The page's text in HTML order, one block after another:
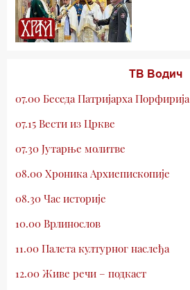
ТВ Водич
07.00 Беседа Патријарха Порфирија
07.15 Вести из Цркве
07.30 Јутарње молитве
08.00 Хроника Архиепископије
08.30 Час историје
10.00 Врлинослов
11.00 Палета културног наслеђа
12.00 Живе речи – подкаст